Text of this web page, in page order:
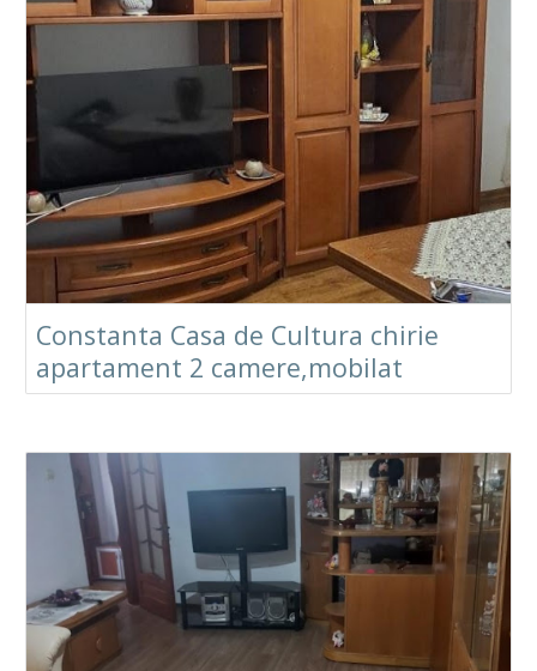
Constanta Casa de Cultura chirie
apartament 2 camere,mobilat